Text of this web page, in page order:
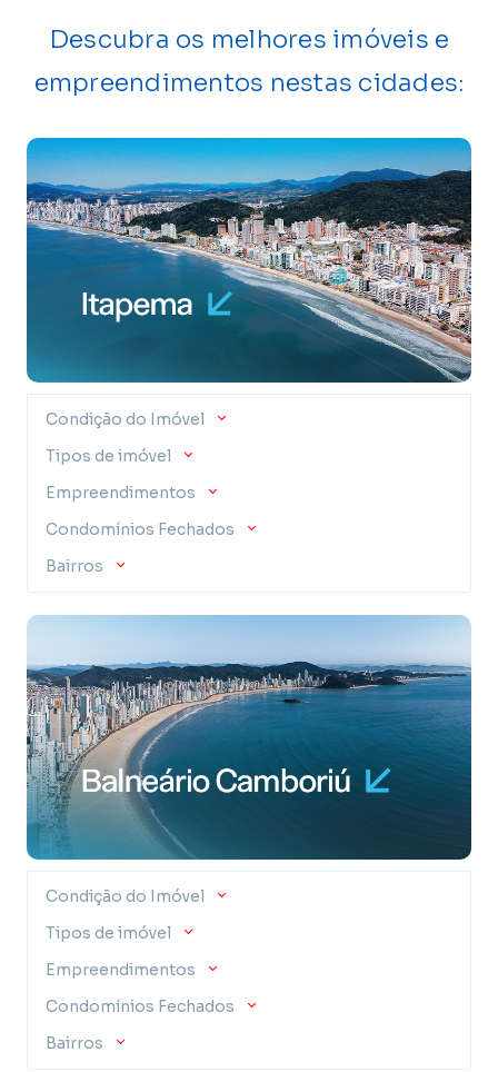
Descubra os melhores imóveis e
empreendimentos nestas cidades:
Condição do Imóvel
Tipos de imóvel
Empreendimentos
Condomínios Fechados
Bairros
Condição do Imóvel
Tipos de imóvel
Empreendimentos
Condomínios Fechados
Bairros